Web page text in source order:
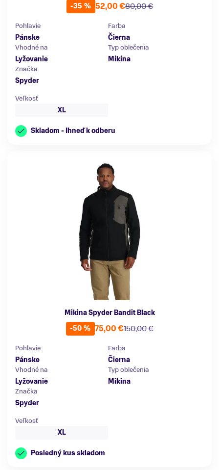
-35 % 80,00 €
52,00 €
Pohlavie
Pánske
Farba
Čierna
Vhodné na
Lyžovanie
Typ oblečenia
Mikina
Značka
Spyder
Veľkosť
XL
Skladom - Ihneď k odberu
Mikina Spyder Bandit Black
-50 %
150,00 €
75,00 €
Pohlavie
Pánske
Farba
Čierna
Vhodné na
Lyžovanie
Typ oblečenia
Mikina
Značka
Spyder
Veľkosť
XL
Posledný kus skladom